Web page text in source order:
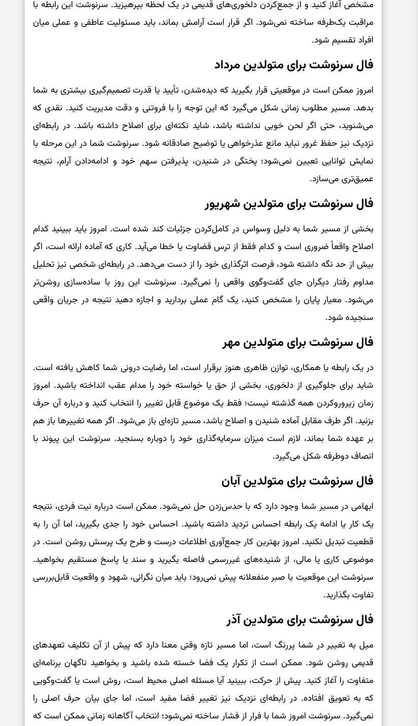
مشخص آغاز کنید و از جمع‌کردن دلخوری‌های قدیمی در یک لحظه بپرهیزید. سرنوشت این رابطه با
مراقبت یک‌طرفه ساخته نمی‌شود. اگر قرار است آرامش بماند، باید مسئولیت عاطفی و عملی میان
افراد تقسیم شود.
فال سرنوشت برای متولدین مرداد
امروز ممکن است در موقعیتی قرار بگیرید که دیده‌شدن، تأیید یا قدرت تصمیم‌گیری بیشتری به شما
بدهد. مسیر مطلوب زمانی شکل می‌گیرد که این توجه را با فروتنی و دقت مدیریت کنید. نقدی که
می‌شنوید، حتی اگر لحن خوبی نداشته باشد، شاید نکته‌ای برای اصلاح داشته باشد. در رابطه‌ای
نزدیک نیز حفظ غرور نباید مانع عذرخواهی یا توضیح صادقانه شود. سرنوشت شما در این مرحله با
نمایش توانایی تعیین نمی‌شود؛ پختگی در شنیدن، پذیرفتن سهم خود و ادامه‌دادن آرام، نتیجه
عمیق‌تری می‌سازد.
فال سرنوشت برای متولدین شهریور
بخشی از مسیر شما به دلیل وسواس در کامل‌کردن جزئیات کند شده است. امروز باید ببینید کدام
اصلاح واقعاً ضروری است و کدام فقط از ترس قضاوت یا خطا می‌آید. کاری که آماده ارائه است، اگر
بیش از حد نگه داشته شود، فرصت اثرگذاری خود را از دست می‌دهد. در رابطه‌ای شخصی نیز تحلیل
مداوم رفتار دیگران جای گفت‌وگوی واقعی را نمی‌گیرد. سرنوشت این روز با ساده‌سازی روشن‌تر
می‌شود. معیار پایان را مشخص کنید، یک گام عملی بردارید و اجازه دهید نتیجه در جریان واقعی
سنجیده شود.
فال سرنوشت برای متولدین مهر
در یک رابطه یا همکاری، توازن ظاهری هنوز برقرار است، اما رضایت درونی شما کاهش یافته است.
شاید برای جلوگیری از دلخوری، بخشی از حق یا خواسته خود را مدام عقب انداخته باشید. امروز
زمان زیروروکردن همه گذشته نیست؛ فقط یک موضوع قابل تغییر را انتخاب کنید و درباره آن حرف
بزنید. اگر طرف مقابل آماده شنیدن و اصلاح باشد، مسیر تازه‌ای باز می‌شود. اگر همه تغییرها باز هم
بر عهده شما بماند، لازم است میزان سرمایه‌گذاری خود را دوباره بسنجید. سرنوشت این پیوند با
انصاف دوطرفه شکل می‌گیرد.
فال سرنوشت برای متولدین آبان
ابهامی در مسیر شما وجود دارد که با حدس‌زدن حل نمی‌شود. ممکن است درباره نیت فردی، نتیجه
یک کار یا ادامه یک رابطه احساس تردید داشته باشید. احساس خود را جدی بگیرید، اما آن را به
قطعیت تبدیل نکنید. امروز بهترین کار جمع‌آوری اطلاعات درست و طرح یک پرسش روشن است. در
موضوعی کاری یا مالی، از شنیده‌های غیررسمی فاصله بگیرید و سند یا پاسخ مستقیم بخواهید.
سرنوشت این موقعیت با صبر منفعلانه پیش نمی‌رود؛ باید میان نگرانی، شهود و واقعیت قابل‌بررسی
تفاوت بگذارید.
فال سرنوشت برای متولدین آذر
میل به تغییر در شما پررنگ است، اما مسیر تازه وقتی معنا دارد که پیش از آن تکلیف تعهدهای
قدیمی روشن شود. ممکن است از تکرار یک فضا خسته شده باشید و بخواهید ناگهان برنامه‌ای
متفاوت را آغاز کنید. پیش از حرکت، ببینید آیا مسئله اصلی محیط است، روش است یا گفت‌وگویی
که به تعویق افتاده. در رابطه‌ای نزدیک نیز تغییر فضا مفید است، اما جای بیان حرف اصلی را
نمی‌گیرد. سرنوشت امروز شما با فرار از فشار ساخته نمی‌شود؛ انتخاب آگاهانه زمانی ممکن است که